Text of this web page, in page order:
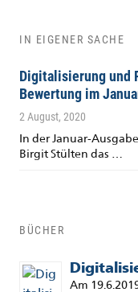
IN EIGENER SACHE
Digitalisierung und
Bewertung im
2 August, 2020
In der Januar-
Birgit Stülten das …
BÜCHER
Am